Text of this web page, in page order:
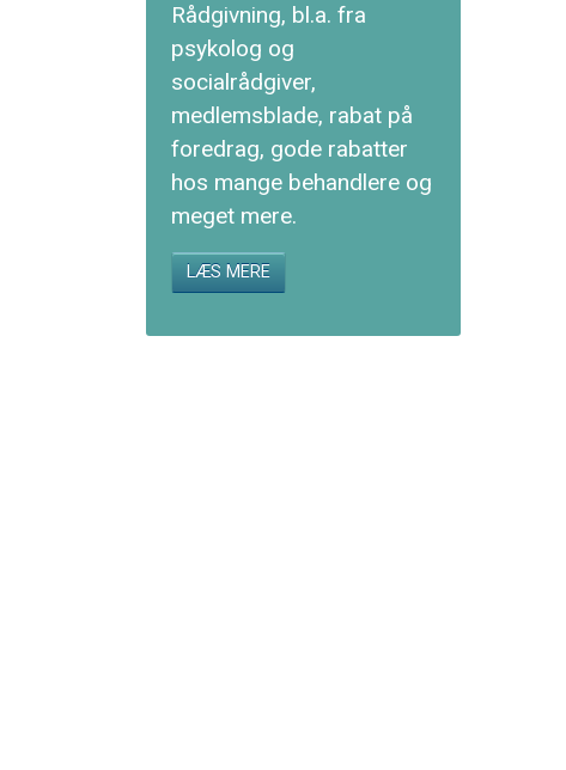
Rådgivning, bl.a. fra
psykolog og
socialrådgiver,
medlemsblade, rabat på
foredrag, gode rabatter
hos mange behandlere og
meget mere.
LÆS MERE